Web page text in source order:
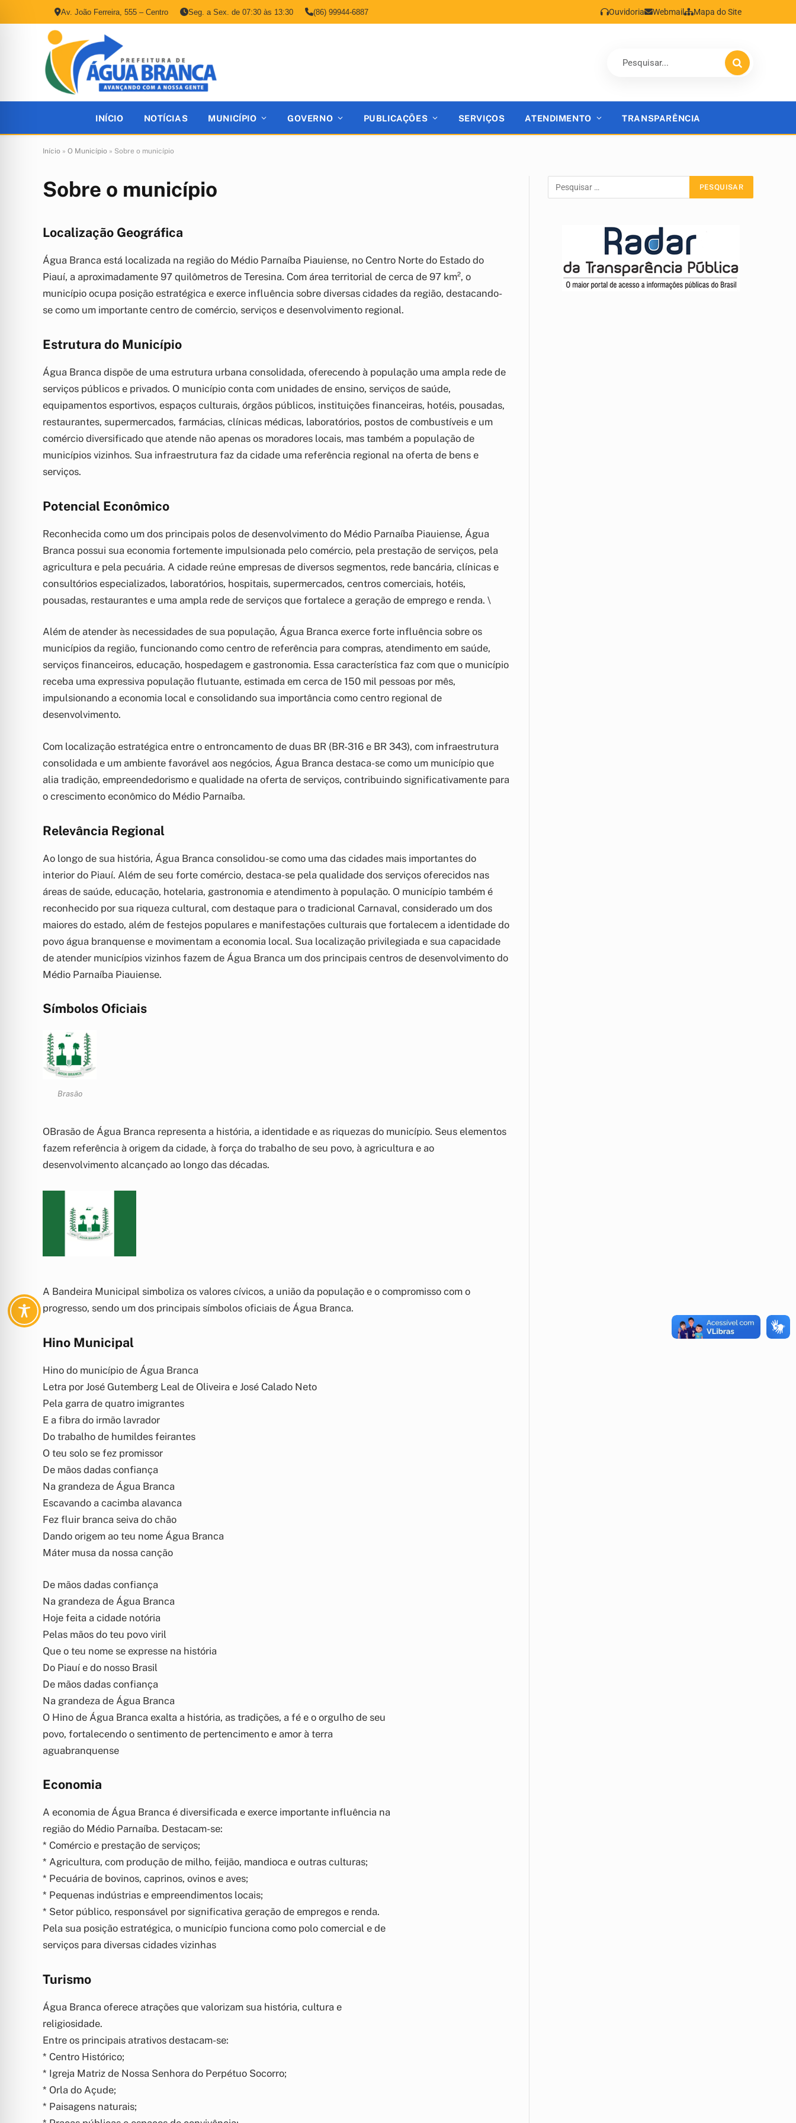
Av. João Ferreira, 555 – Centro Seg. a Sex. de 07:30 às 13:30 (86) 99944-6887 Ouvidoria Webmail Mapa do Site
INÍCIO NOTÍCIAS MUNICÍPIO GOVERNO PUBLICAÇÕES SERVIÇOS ATENDIMENTO TRANSPARÊNCIA
Início » O Município » Sobre o município
Sobre o município
Localização Geográfica
Água Branca está localizada na região do Médio Parnaíba Piauiense, no Centro Norte do Estado do
Piauí, a aproximadamente 97 quilômetros de Teresina. Com área territorial de cerca de 97 km², o
município ocupa posição estratégica e exerce influência sobre diversas cidades da região, destacando-
se como um importante centro de comércio, serviços e desenvolvimento regional.
Estrutura do Município
Água Branca dispõe de uma estrutura urbana consolidada, oferecendo à população uma ampla rede de
serviços públicos e privados. O município conta com unidades de ensino, serviços de saúde,
equipamentos esportivos, espaços culturais, órgãos públicos, instituições financeiras, hotéis, pousadas,
restaurantes, supermercados, farmácias, clínicas médicas, laboratórios, postos de combustíveis e um
comércio diversificado que atende não apenas os moradores locais, mas também a população de
municípios vizinhos. Sua infraestrutura faz da cidade uma referência regional na oferta de bens e
serviços.
Potencial Econômico
Reconhecida como um dos principais polos de desenvolvimento do Médio Parnaíba Piauiense, Água
Branca possui sua economia fortemente impulsionada pelo comércio, pela prestação de serviços, pela
agricultura e pela pecuária. A cidade reúne empresas de diversos segmentos, rede bancária, clínicas e
consultórios especializados, laboratórios, hospitais, supermercados, centros comerciais, hotéis,
pousadas, restaurantes e uma ampla rede de serviços que fortalece a geração de emprego e renda. \
Além de atender às necessidades de sua população, Água Branca exerce forte influência sobre os
municípios da região, funcionando como centro de referência para compras, atendimento em saúde,
serviços financeiros, educação, hospedagem e gastronomia. Essa característica faz com que o município
receba uma expressiva população flutuante, estimada em cerca de 150 mil pessoas por mês,
impulsionando a economia local e consolidando sua importância como centro regional de
desenvolvimento.
Com localização estratégica entre o entroncamento de duas BR (BR-316 e BR 343), com infraestrutura
consolidada e um ambiente favorável aos negócios, Água Branca destaca-se como um município que
alia tradição, empreendedorismo e qualidade na oferta de serviços, contribuindo significativamente para
o crescimento econômico do Médio Parnaíba.
Relevância Regional
Ao longo de sua história, Água Branca consolidou-se como uma das cidades mais importantes do
interior do Piauí. Além de seu forte comércio, destaca-se pela qualidade dos serviços oferecidos nas
áreas de saúde, educação, hotelaria, gastronomia e atendimento à população. O município também é
reconhecido por sua riqueza cultural, com destaque para o tradicional Carnaval, considerado um dos
maiores do estado, além de festejos populares e manifestações culturais que fortalecem a identidade do
povo água branquense e movimentam a economia local. Sua localização privilegiada e sua capacidade
de atender municípios vizinhos fazem de Água Branca um dos principais centros de desenvolvimento do
Médio Parnaíba Piauiense.
Símbolos Oficiais
Brasão
OBrasão de Água Branca representa a história, a identidade e as riquezas do município. Seus elementos
fazem referência à origem da cidade, à força do trabalho de seu povo, à agricultura e ao
desenvolvimento alcançado ao longo das décadas.
A Bandeira Municipal simboliza os valores cívicos, a união da população e o compromisso com o
progresso, sendo um dos principais símbolos oficiais de Água Branca.
Hino Municipal
Hino do município de Água Branca
Letra por José Gutemberg Leal de Oliveira e José Calado Neto
Pela garra de quatro imigrantes
E a fibra do irmão lavrador
Do trabalho de humildes feirantes
O teu solo se fez promissor
De mãos dadas confiança
Na grandeza de Água Branca
Escavando a cacimba alavanca
Fez fluir branca seiva do chão
Dando origem ao teu nome Água Branca
Máter musa da nossa canção
De mãos dadas confiança
Na grandeza de Água Branca
Hoje feita a cidade notória
Pelas mãos do teu povo viril
Que o teu nome se expresse na história
Do Piauí e do nosso Brasil
De mãos dadas confiança
Na grandeza de Água Branca
O Hino de Água Branca exalta a história, as tradições, a fé e o orgulho de seu
povo, fortalecendo o sentimento de pertencimento e amor à terra
aguabranquense
Economia
A economia de Água Branca é diversificada e exerce importante influência na
região do Médio Parnaíba. Destacam-se:
* Comércio e prestação de serviços;
* Agricultura, com produção de milho, feijão, mandioca e outras culturas;
* Pecuária de bovinos, caprinos, ovinos e aves;
* Pequenas indústrias e empreendimentos locais;
* Setor público, responsável por significativa geração de empregos e renda.
Pela sua posição estratégica, o município funciona como polo comercial e de
serviços para diversas cidades vizinhas
Turismo
Água Branca oferece atrações que valorizam sua história, cultura e
religiosidade.
Entre os principais atrativos destacam-se:
* Centro Histórico;
* Igreja Matriz de Nossa Senhora do Perpétuo Socorro;
* Orla do Açude;
* Paisagens naturais;